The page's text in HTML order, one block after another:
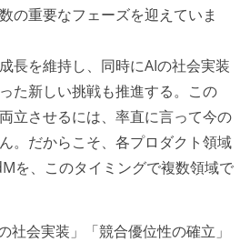
の重要なフェーズを迎えていま
長を維持し、同時にAIの社会実装
た新しい挑戦も推進する。この
立させるには、率直に言って今の
。だからこそ、各プロダクト領域
を、このタイミングで複数領域で
社会実装」「競合優位性の確立」